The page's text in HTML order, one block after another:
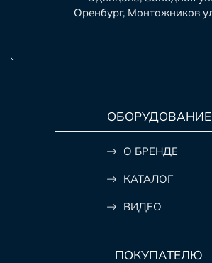
Оренбург, Монтажников
ОБОРУДОВАНИЕ
О БРЕНДЕ
КАТАЛОГ
ВИДЕО
ПОКУПАТЕЛЮ